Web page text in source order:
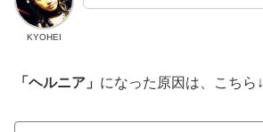
KYOHEI
「ヘルニア」 になった原因は、こちら↓